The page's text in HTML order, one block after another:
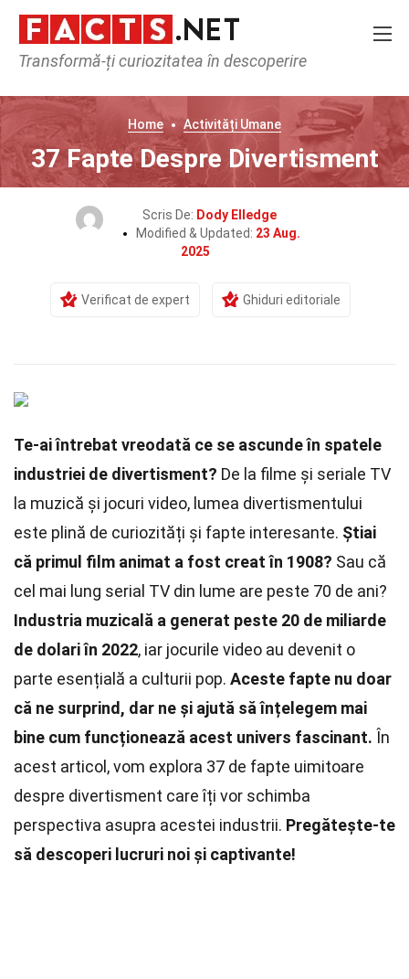
Transformă-ți curiozitatea în descoperire
Home Activități Umane
37 Fapte Despre Divertisment
Scris De: Dody Elledge
Modified & Updated: 23 Aug.
2025
Verificat de expert Ghiduri editoriale
Te-ai întrebat vreodată ce se ascunde în spatele
industriei de divertisment? De la filme și seriale TV
la muzică și jocuri video, lumea divertismentului
este plină de curiozități și fapte interesante. Știai
că primul film animat a fost creat în 1908? Sau că
cel mai lung serial TV din lume are peste 70 de ani?
Industria muzicală a generat peste 20 de miliarde
de dolari în 2022, iar jocurile video au devenit o
parte esențială a culturii pop. Aceste fapte nu doar
că ne surprind, dar ne și ajută să înțelegem mai
bine cum funcționează acest univers fascinant. În
acest articol, vom explora 37 de fapte uimitoare
despre divertisment care îți vor schimba
perspectiva asupra acestei industrii. Pregătește-te
să descoperi lucruri noi și captivante!